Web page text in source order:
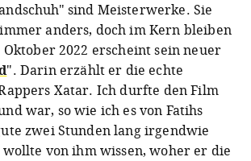
sind Meisterwerke. Sie
anders, doch im Kern bleiben
Oktober 2022 erscheint sein neuer
". Darin erzählt er die echte
Xatar. Ich durfte den Film
war, so wie ich es von Fatihs
zwei Stunden lang irgendwie
von ihm wissen, woher er die